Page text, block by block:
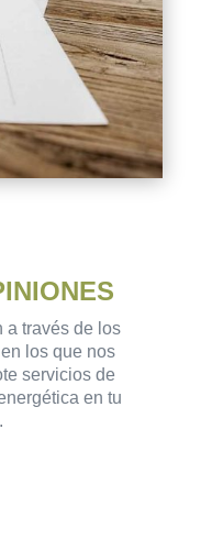
a través de los
los que nos
servicios de
en tu